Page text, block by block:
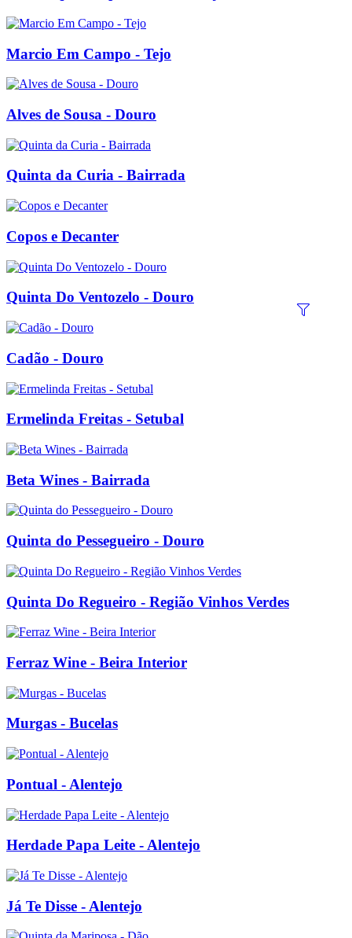
Marcio Em Campo - Tejo
Alves de Sousa - Douro
Quinta da Curia - Bairrada
Copos e Decanter
Quinta Do Ventozelo - Douro
Cadão - Douro
Ermelinda Freitas - Setubal
Beta Wines - Bairrada
Quinta do Pessegueiro - Douro
Quinta Do Regueiro - Região Vinhos Verdes
Ferraz Wine - Beira Interior
Murgas - Bucelas
Pontual - Alentejo
Herdade Papa Leite - Alentejo
Já Te Disse - Alentejo